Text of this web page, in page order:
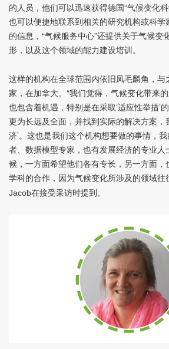
的人员，他们可以迅速获得德国“气候变化科
也可以便捷地联系到相关的研究机构或科学
的信息，“气候服务中心”还提供关于气候变
形，以及这个领域的能力建设培训。
这样的机构在全球范围内依旧凤毛麟角，
家，在加拿大。“我们觉得，气候变化带来
也包含着机遇，特别是在采取‘适应性举措’
更为长远及全面，并找到实际的解决方案，
济’。这也是我们这个机构想要做的事情，
者、数据模型专家，也有发展经济的专业
候，一方面希望他们各有专长，另一方面
学科的合作，因为气候变化所涉及的领域往
Jacob在接受采访时提到。